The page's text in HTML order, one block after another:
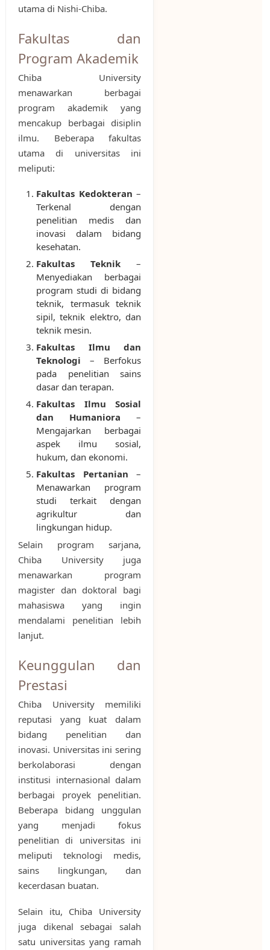
utama di Nishi-Chiba.
Fakultas dan
Program Akademik
Chiba University
menawarkan berbagai
program akademik yang
mencakup berbagai disiplin
ilmu. Beberapa fakultas
utama di universitas ini
meliputi:
Fakultas Kedokteran –
Terkenal dengan
penelitian medis dan
inovasi dalam bidang
kesehatan.
Fakultas Teknik –
Menyediakan berbagai
program studi di bidang
teknik, termasuk teknik
sipil, teknik elektro, dan
teknik mesin.
Fakultas Ilmu dan
Teknologi – Berfokus
pada penelitian sains
dasar dan terapan.
Fakultas Ilmu Sosial
dan Humaniora –
Mengajarkan berbagai
aspek ilmu sosial,
hukum, dan ekonomi.
Fakultas Pertanian –
Menawarkan program
studi terkait dengan
agrikultur dan
lingkungan hidup.
Selain program sarjana,
Chiba University juga
menawarkan program
magister dan doktoral bagi
mahasiswa yang ingin
mendalami penelitian lebih
lanjut.
Keunggulan dan
Prestasi
Chiba University memiliki
reputasi yang kuat dalam
bidang penelitian dan
inovasi. Universitas ini sering
berkolaborasi dengan
institusi internasional dalam
berbagai proyek penelitian.
Beberapa bidang unggulan
yang menjadi fokus
penelitian di universitas ini
meliputi teknologi medis,
sains lingkungan, dan
kecerdasan buatan.
Selain itu, Chiba University
juga dikenal sebagai salah
satu universitas yang ramah